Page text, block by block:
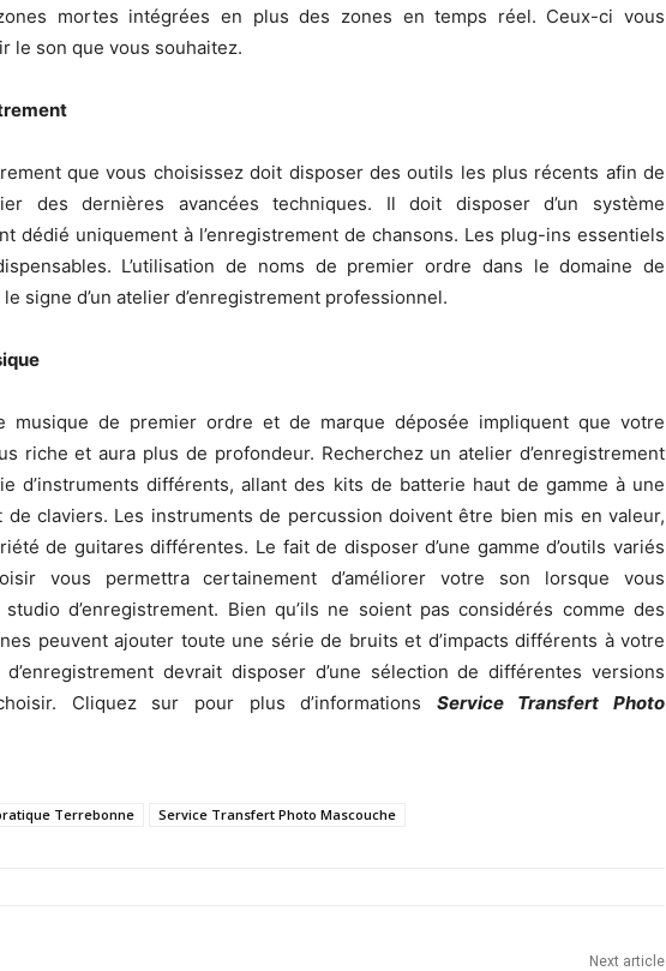
mortes intégrées en plus des zones en temps réel. Ceux-ci vous
le son que vous souhaitez.
que vous choisissez doit disposer des outils les plus récents afin de
des dernières avancées techniques. Il doit disposer d’un système
dédié uniquement à l’enregistrement de chansons. Les plug-ins essentiels
L’utilisation de noms de premier ordre dans le domaine de
signe d’un atelier d’enregistrement professionnel.
musique de premier ordre et de marque déposée impliquent que votre
riche et aura plus de profondeur. Recherchez un atelier d’enregistrement
d’instruments différents, allant des kits de batterie haut de gamme à une
de claviers. Les instruments de percussion doivent être bien mis en valeur,
de guitares différentes. Le fait de disposer d’une gamme d’outils variés
vous permettra certainement d’améliorer votre son lorsque vous
d’enregistrement. Bien qu’ils ne soient pas considérés comme des
peuvent ajouter toute une série de bruits et d’impacts différents à votre
devrait disposer d’une sélection de différentes versions
Cliquez sur pour plus d’informations Service Transfert Photo
Terrebonne Service Transfert Photo Mascouche
Next article